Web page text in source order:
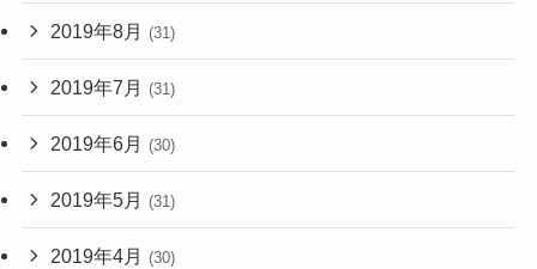
2019年8月 (31)
2019年7月 (31)
2019年6月 (30)
2019年5月 (31)
2019年4月 (30)